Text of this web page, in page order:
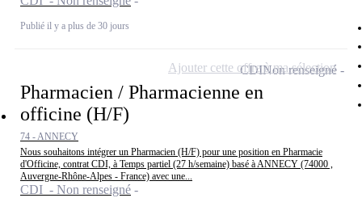
Publié il y a plus de 30 jours
Pharmacien / Pharmacienne en
officine (H/F)
74 - ANNECY
Nous souhaitons intégrer un Pharmacien (H/F) pour une position en Pharmacie
d'Officine, contrat CDI, à Temps partiel (27 h/semaine) basé à ANNECY (74000 ,
Auvergne-Rhône-Alpes - France) avec une...
CDI - Non renseigné
CDINon renseigné
Ajouter cette offre à ma sélection